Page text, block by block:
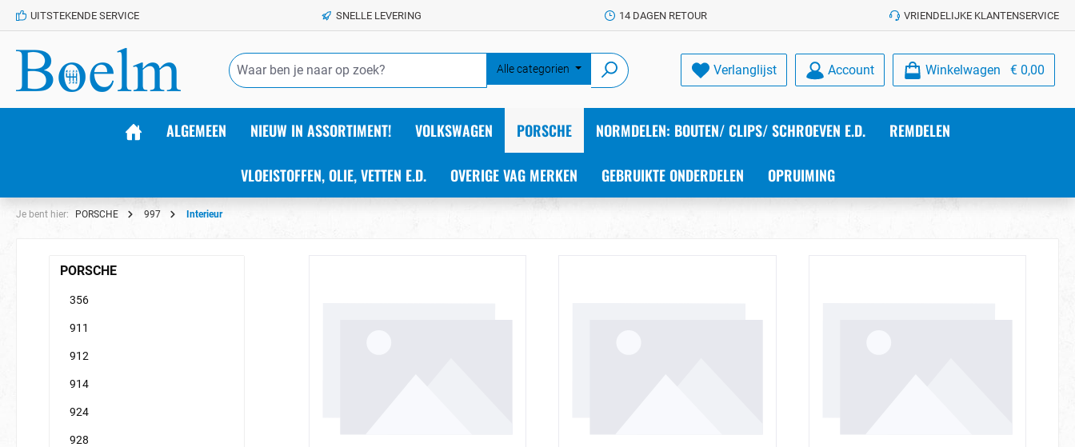
hoofdinhoud
UITSTEKENDE SERVICE SNELLE LEVERING 14 DAGEN RETOUR VRIENDELIJKE KLANTENSERVICE
Alle categorien Verlanglijst Account Winkelwagen € 0,00
ALGEMEEN NIEUW IN ASSORTIMENT! VOLKSWAGEN PORSCHE NORMDELEN: BOUTEN/ CLIPS/ SCHROEVEN E.D. REMDELEN
VLOEISTOFFEN, OLIE, VETTEN E.D. OVERIGE VAG MERKEN GEBRUIKTE ONDERDELEN OPRUIMING
Je bent hier: PORSCHE 997 Interieur
PORSCHE
356
911
912
914
924
928